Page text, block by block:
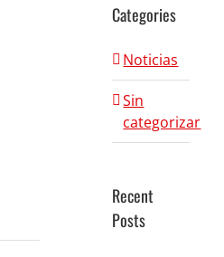
Categories
Noticias
Sin
categorizar
Recent
Posts